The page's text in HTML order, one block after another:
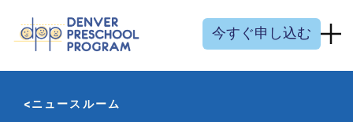
今すぐ申し込む
ニュースルーム